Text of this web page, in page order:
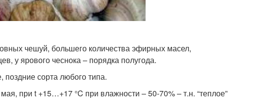
чешуй, большего количества эфирных масел,
у ярового чеснока – порядка полугода.
сорта любого типа.
при t +15…+17 °C при влажности – 50-70% – т.н. “теплое”